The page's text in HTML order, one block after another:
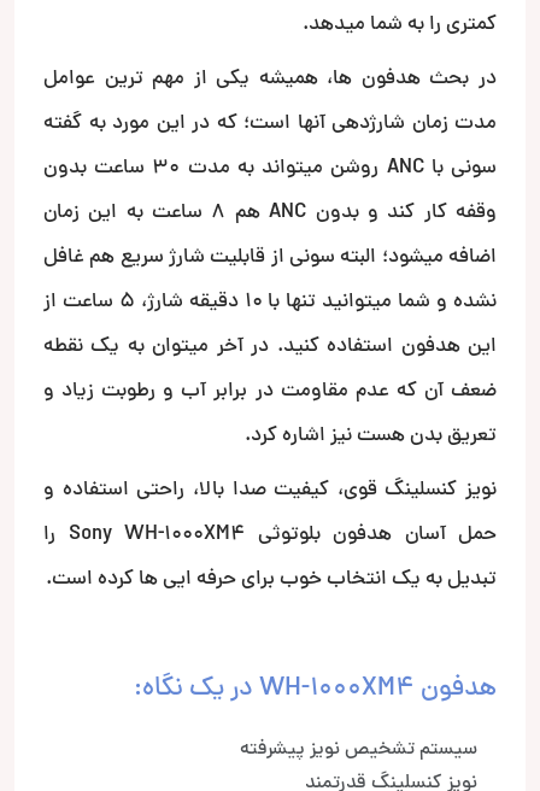
کمتری را به شما میدهد.
در بحث هدفون ها، همیشه یکی از مهم ترین عوامل
مدت زمان شارژدهی آنها است؛ که در این مورد به گفته
سونی با ANC روشن میتواند به مدت 30 ساعت بدون
وقفه کار کند و بدون ANC هم 8 ساعت به این زمان
اضافه میشود؛ البته سونی از قابلیت شارژ سریع هم غافل
نشده و شما میتوانید تنها با 10 دقیقه شارژ، 5 ساعت از
این هدفون استفاده کنید. در آخر میتوان به یک نقطه
ضعف آن که عدم مقاومت در برابر آب و رطوبت زیاد و
تعریق بدن هست نیز اشاره کرد.
نویز کنسلینگ قوی، کیفیت صدا بالا، راحتی استفاده و
حمل آسان هدفون بلوتوثی Sony WH-1000XM4 را
تبدیل به یک انتخاب خوب برای حرفه ایی ها کرده است.
هدفون WH-1000XM4 در یک نگاه:
سیستم تشخیص نویز پیشرفته
نویز کنسلینگ قدرتمند